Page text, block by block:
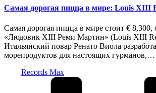
Самая дорогая пицца в мире: Louis XIII
Самая дорогая пицца в мире стоит € 8,300,
«Людовик XIII Реми Мартин» (Louis XIII
Итальянский повар Ренато Виола
морепродуктов для настоящих гурманов,…
Records Max